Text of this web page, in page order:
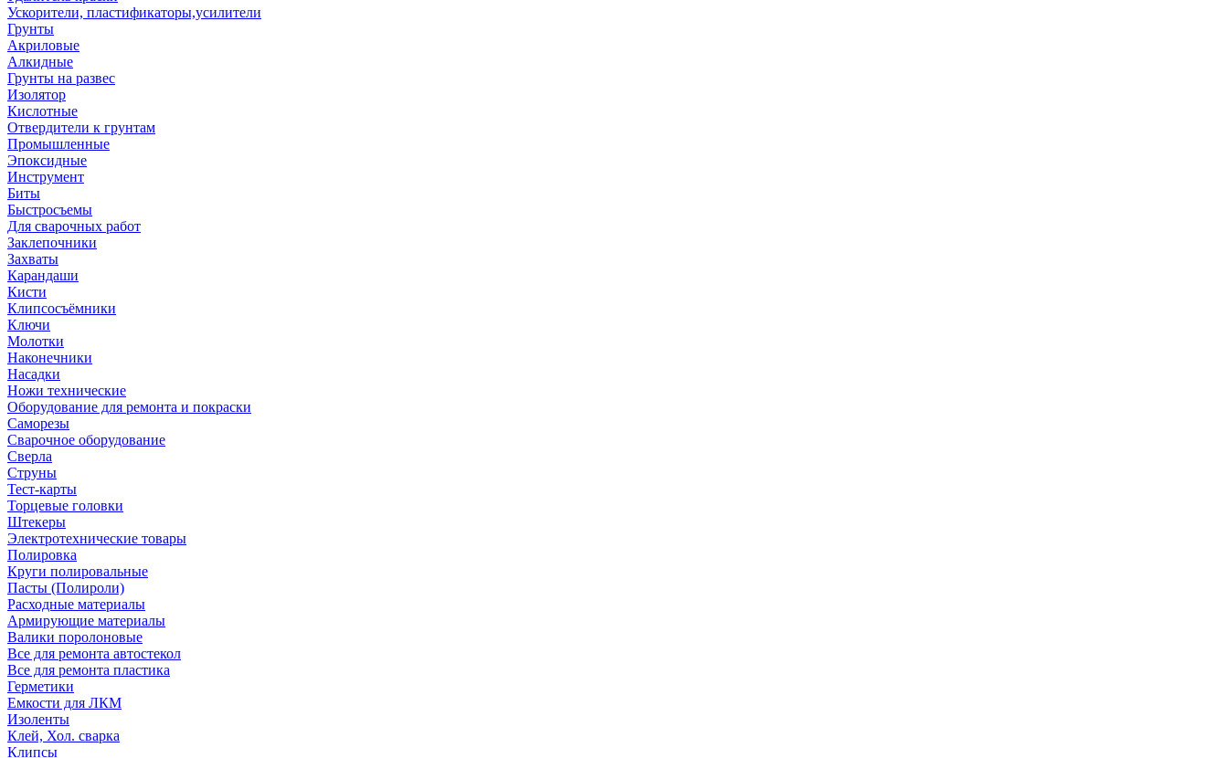
Ускорители, пластификаторы,усилители
Грунты
Акриловые
Алкидные
Грунты на развес
Изолятор
Кислотные
Отвердители к грунтам
Промышленные
Эпоксидные
Инструмент
Биты
Быстросъемы
Для сварочных работ
Заклепочники
Захваты
Карандаши
Кисти
Клипсосъёмники
Ключи
Молотки
Наконечники
Насадки
Ножи технические
Оборудование для ремонта и покраски
Саморезы
Сварочное оборудование
Сверла
Струны
Тест-карты
Торцевые головки
Штекеры
Электротехнические товары
Полировка
Круги полировальные
Пасты (Полироли)
Расходные материалы
Армирующие материалы
Валики поролоновые
Все для ремонта автостекол
Все для ремонта пластика
Герметики
Емкости для ЛКМ
Изоленты
Клей, Хол. сварка
Клипсы